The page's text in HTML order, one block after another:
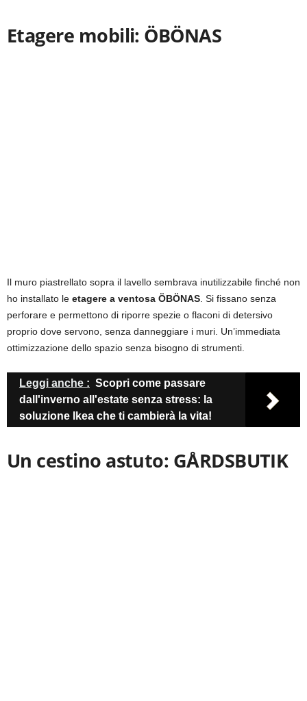
Etagere mobili: ÖBÖNAS
Il muro piastrellato sopra il lavello sembrava inutilizzabile finché non
ho installato le etagere a ventosa ÖBÖNAS . Si fissano senza
perforare e permettono di riporre spezie o flaconi di detersivo
proprio dove servono, senza danneggiare i muri. Un’immediata
ottimizzazione dello spazio senza bisogno di strumenti.
Leggi anche : Scopri come passare
dall'inverno all'estate senza stress: la
soluzione Ikea che ti cambierà la vita!
Un cestino astuto: GÅRDSBUTIK